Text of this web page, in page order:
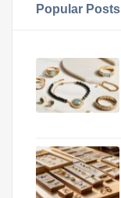
Popular Posts